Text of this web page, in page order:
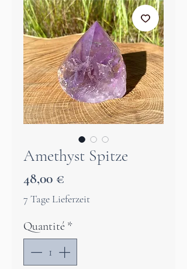
Amethyst Spitze
48,00 €
7 Tage Lieferzeit
Quantité *